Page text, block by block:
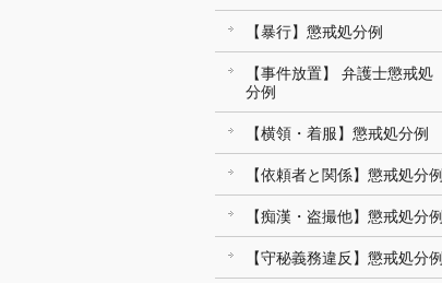
【暴行】懲戒処分例
【事件放置】 弁護士懲戒処
分例
【横領・着服】懲戒処分例
【依頼者と関係】懲戒処分例
【痴漢・盗撮他】懲戒処分例
【守秘義務違反】懲戒処分例